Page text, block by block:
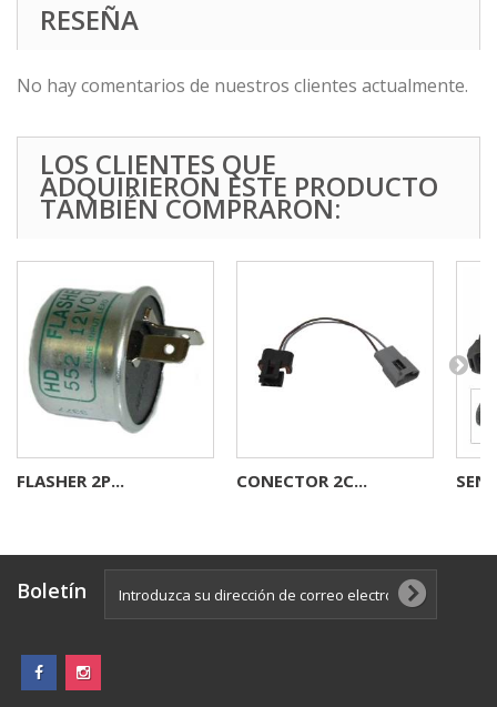
RESEÑA
No hay comentarios de nuestros clientes actualmente.
LOS CLIENTES QUE
ADQUIRIERON ESTE PRODUCTO
TAMBIÉN COMPRARON:
FLASHER 2P... CONECTOR 2C...
Boletín